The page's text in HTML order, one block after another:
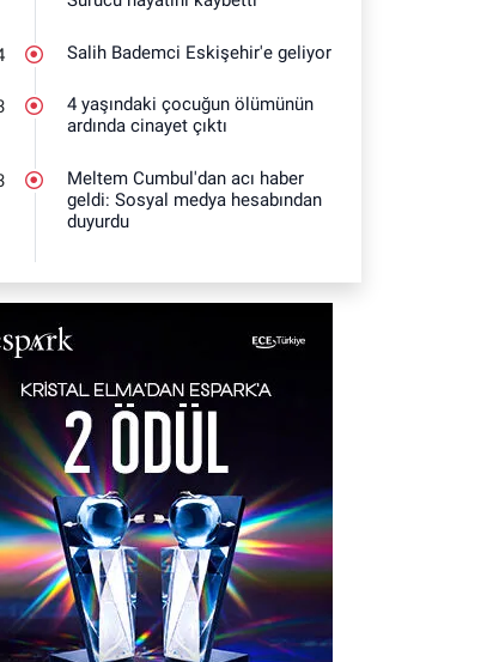
Salih Bademci Eskişehir'e geliyor
4 yaşındaki çocuğun ölümünün
ardında cinayet çıktı
Meltem Cumbul'dan acı haber
geldi: Sosyal medya hesabından
duyurdu